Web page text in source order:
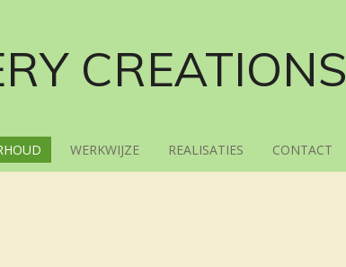
CREATIONS
WERKWIJZE REALISATIES CONTACT